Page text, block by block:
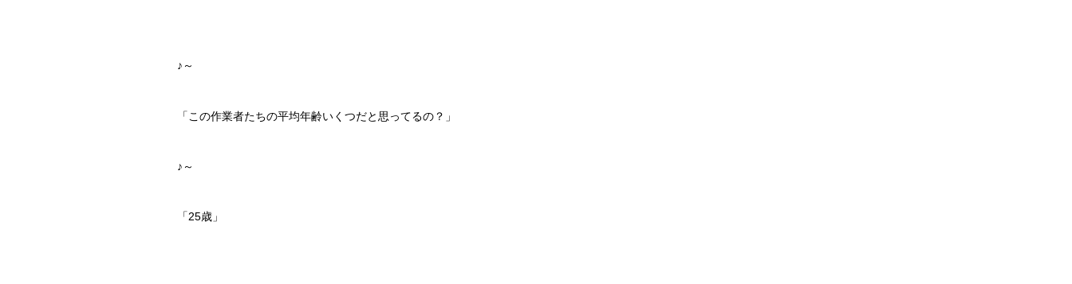
♪～
「この作業者たちの平均年齢いくつだと思ってるの？」
♪～
「25歳」